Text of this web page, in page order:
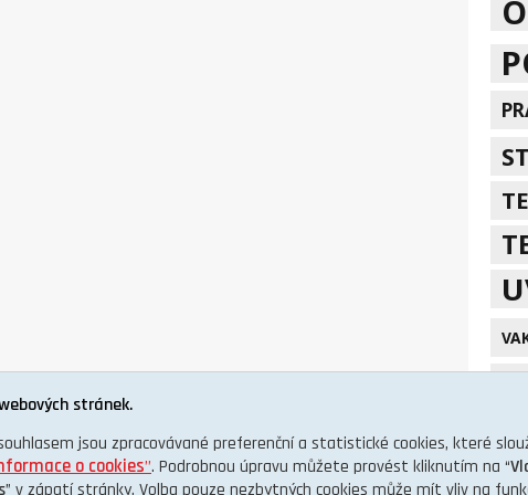
stránek.
jsou zpracovávané preferenční a statistické cookies, které
o cookies”. Podrobnou úpravu můžete provést kliknutím na “
” v zápatí stránky. Volba pouze nezbytných cookies může mít vliv na